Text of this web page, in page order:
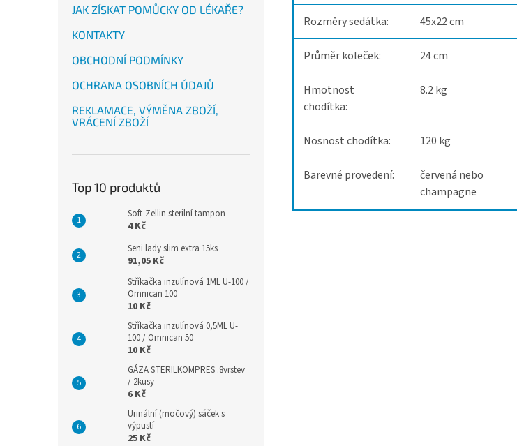
JAK ZÍSKAT POMŮCKY OD LÉKAŘE?
KONTAKTY
OBCHODNÍ PODMÍNKY
OCHRANA OSOBNÍCH ÚDAJŮ
REKLAMACE, VÝMĚNA ZBOŽÍ,
VRÁCENÍ ZBOŽÍ
Top 10 produktů
Soft-Zellin sterilní tampon
4 Kč
Seni lady slim extra 15ks
91,05 Kč
Stříkačka inzulínová 1ML U-100 /
Omnican 100
10 Kč
Stříkačka inzulínová 0,5ML U-
100 / Omnican 50
10 Kč
GÁZA STERILKOMPRES .8vrstev
/ 2kusy
6 Kč
Urinální (močový) sáček s
výpustí
25 Kč
Rozměry sedátka: 45x22 cm
Průměr koleček: 24 cm
Hmotnost
chodítka:
8.2 kg
Nosnost chodítka: 120 kg
Barevné provedení:
červená nebo
champagne